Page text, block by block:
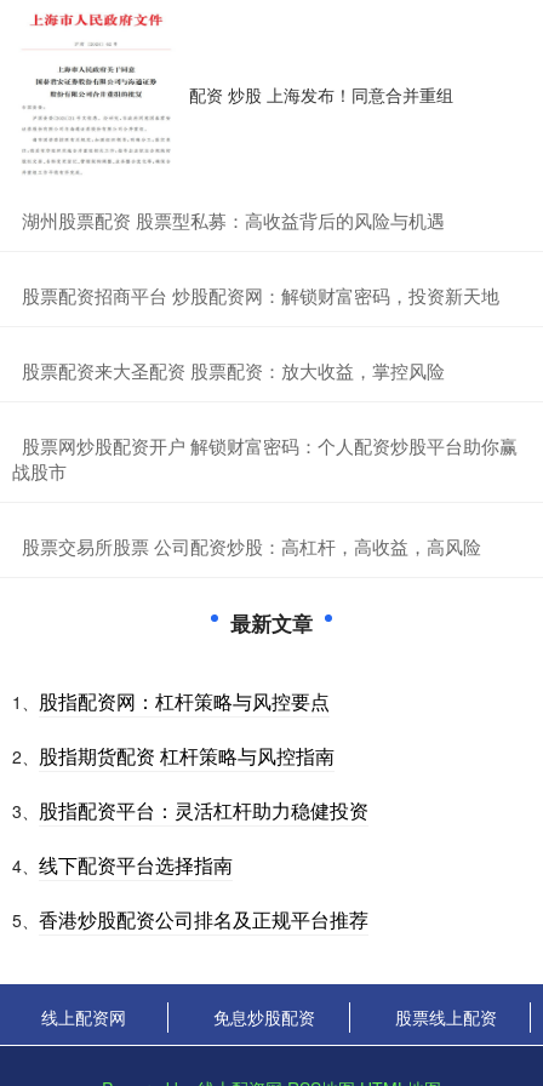
配资 炒股 上海发布！同意合并重组
​湖州股票配资 股票型私募：高收益背后的风险与机遇
​股票配资招商平台 炒股配资网：解锁财富密码，投资新天地
​股票配资来大圣配资 股票配资：放大收益，掌控风险
​股票网炒股配资开户 解锁财富密码：个人配资炒股平台助你赢
战股市
​股票交易所股票 公司配资炒股：高杠杆，高收益，高风险
最新文章
1、 股指配资网：杠杆策略与风控要点
2、 股指期货配资 杠杆策略与风控指南
3、 股指配资平台：灵活杠杆助力稳健投资
4、 线下配资平台选择指南
5、 香港炒股配资公司排名及正规平台推荐
线上配资网 免息炒股配资 股票线上配资